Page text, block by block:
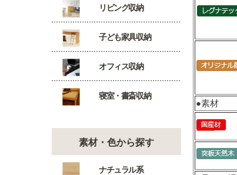
リビング収納
子ども家具収納
オフィス収納
寝室・書斎収納
素材・色から探す
ナチュラル系
●素材